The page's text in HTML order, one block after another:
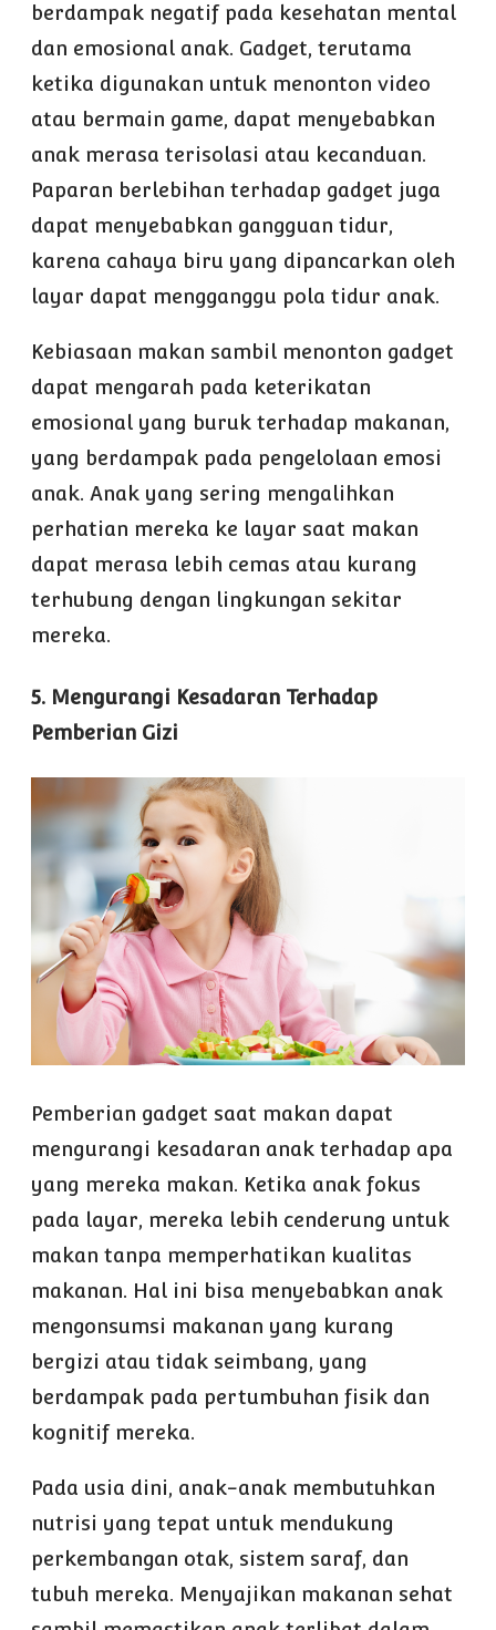
berdampak negatif pada kesehatan mental
dan emosional anak. Gadget, terutama
ketika digunakan untuk menonton video
atau bermain game, dapat menyebabkan
anak merasa terisolasi atau kecanduan.
Paparan berlebihan terhadap gadget juga
dapat menyebabkan gangguan tidur,
karena cahaya biru yang dipancarkan oleh
layar dapat mengganggu pola tidur anak.
Kebiasaan makan sambil menonton gadget
dapat mengarah pada keterikatan
emosional yang buruk terhadap makanan,
yang berdampak pada pengelolaan emosi
anak. Anak yang sering mengalihkan
perhatian mereka ke layar saat makan
dapat merasa lebih cemas atau kurang
terhubung dengan lingkungan sekitar
mereka.
5. Mengurangi Kesadaran Terhadap
Pemberian Gizi
Pemberian gadget saat makan dapat
mengurangi kesadaran anak terhadap apa
yang mereka makan. Ketika anak fokus
pada layar, mereka lebih cenderung untuk
makan tanpa memperhatikan kualitas
makanan. Hal ini bisa menyebabkan anak
mengonsumsi makanan yang kurang
bergizi atau tidak seimbang, yang
berdampak pada pertumbuhan fisik dan
kognitif mereka.
Pada usia dini, anak-anak membutuhkan
nutrisi yang tepat untuk mendukung
perkembangan otak, sistem saraf, dan
tubuh mereka. Menyajikan makanan sehat